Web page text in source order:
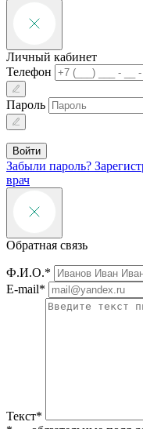
Личный кабинет
Телефон
Пароль
Войти
Забыли пароль?
врач
Обратная связь
Ф.И.О.*
E-mail*
Текст*